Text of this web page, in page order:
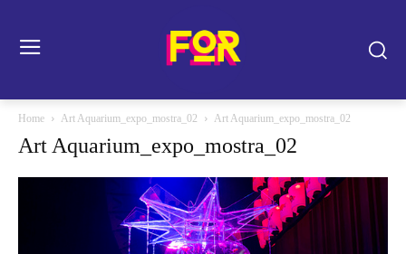
Home Art Aquarium_expo_mostra_02 Art Aquarium_expo_mostra_02
Art Aquarium_expo_mostra_02